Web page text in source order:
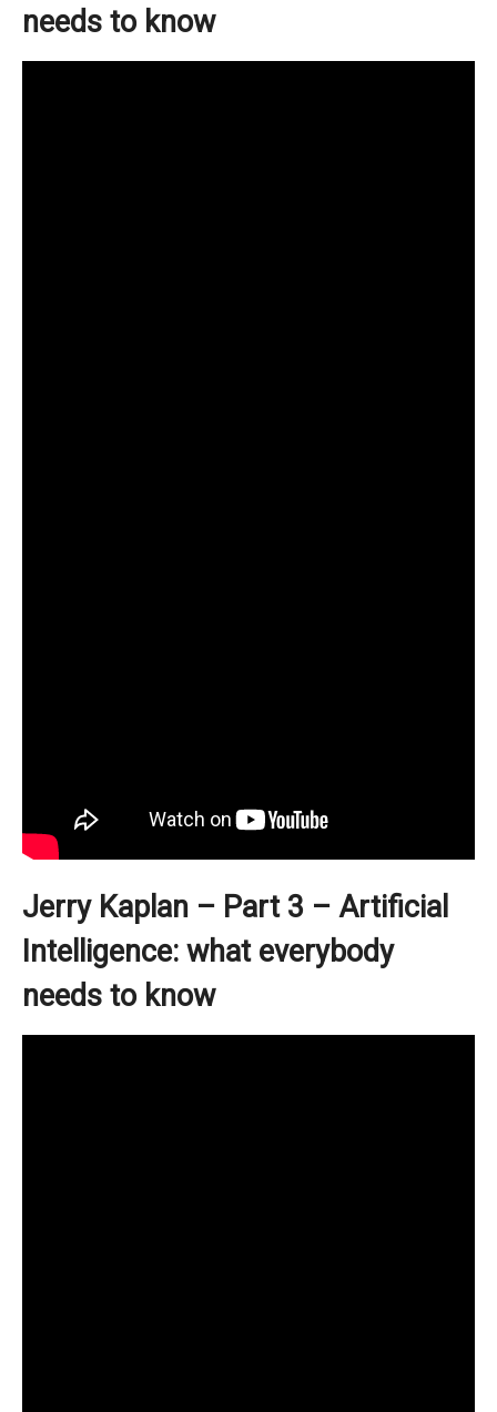
needs to know
Jerry Kaplan – Part 3 – Artificial
Intelligence: what everybody
needs to know